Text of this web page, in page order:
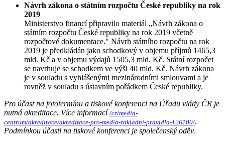
Návrh zákona o státním rozpočtu České republiky na rok
2019
Ministerstvo financí připravilo materiál „Návrh zákona o
státním rozpočtu České republiky na rok 2019 včetně
rozpočtové dokumentace." Návrh státního rozpočtu na rok
2019 je předkládán jako schodkový v objemu příjmů 1465,3
mld. Kč a v objemu výdajů 1505,3 mld. Kč. Státní rozpočet
se navrhuje se schodkem ve výši 40 mld. Kč. Návrh zákona
je v souladu s vyhlášenými mezinárodními smlouvami a je
rovněž v souladu s ústavním pořádkem České republiky.
Pro účast na fototermínu a tiskové konferenci na Úřadu vlády ČR je
nutná akreditace. Více informací/cz/media-
centrum/akreditace/akreditace-pro-media-zakladni-pravidla-126100/.
Podmínkou účasti na tiskové konferenci je společenský oděv.